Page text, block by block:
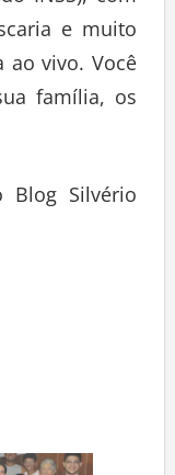
e muito
ao vivo. Você
família, os
Blog Silvério